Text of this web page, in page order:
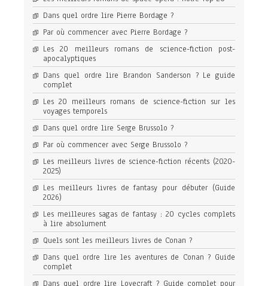
Dans quel ordre lire Pierre Bordage ?
Par où commencer avec Pierre Bordage ?
Les 20 meilleurs romans de science-fiction post-
apocalyptiques
Dans quel ordre lire Brandon Sanderson ? Le guide
complet
Les 20 meilleurs romans de science-fiction sur les
voyages temporels
Dans quel ordre lire Serge Brussolo ?
Par où commencer avec Serge Brussolo ?
Les meilleurs livres de science-fiction récents (2020-
2025)
Les meilleurs livres de fantasy pour débuter (Guide
2026)
Les meilleures sagas de fantasy : 20 cycles complets
à lire absolument
Quels sont les meilleurs livres de Conan ?
Dans quel ordre lire les aventures de Conan ? Guide
complet
Dans quel ordre lire Lovecraft ? Guide complet pour